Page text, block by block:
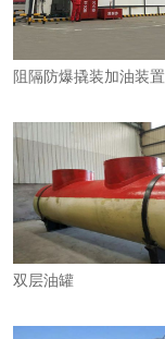
阻隔防爆撬装加油装置
双层油罐